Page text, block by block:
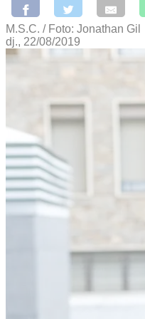
M.S.C. / Foto: Jonathan Gil
dj., 22/08/2019